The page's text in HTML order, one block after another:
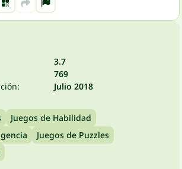
3.7
769
Julio 2018
Juegos de Habilidad
Juegos de Puzzles